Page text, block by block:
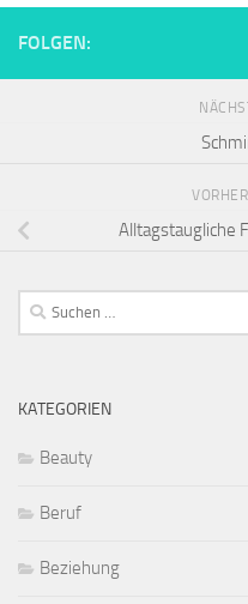
FOLGEN:
Alltagstaugliche
Suchen
nach:
KATEGORIEN
Beauty
Beruf
Beziehung